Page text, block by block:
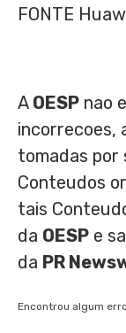
FONTE
A OESP nao
incorrecoes,
tomadas por
Conteudos
tais
da OESP e
da PR
Encontrou algum